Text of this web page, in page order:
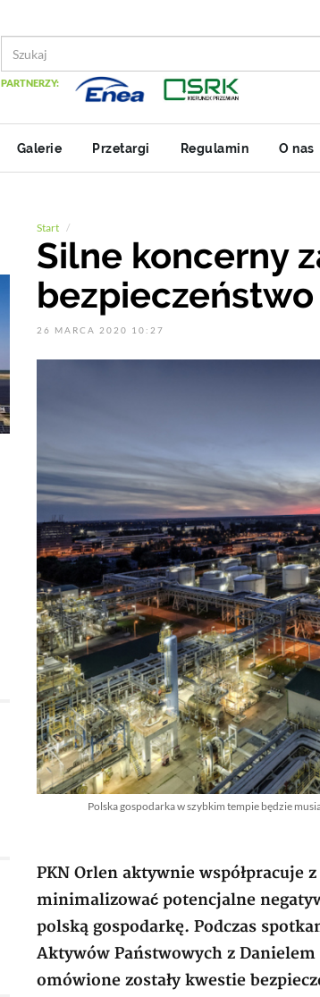
PARTNERZY:
Galerie Przetargi Regulamin O nas
Start
Silne koncerny
26 MARCA 2020 10:27
Polska gospodarka w szybkim tempie będzie
PKN Orlen aktywnie współpracuje
minimalizować potencjalne
polską gospodarkę. Podczas
Aktywów Państwowych z
omówione zostały kwestie